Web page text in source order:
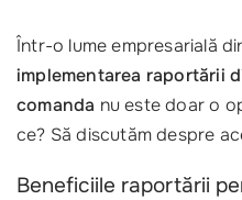
Într-o lume empresarială
implementarea raportării
comanda nu este doar o
ce? Să discutăm despre
Beneficiile raportării